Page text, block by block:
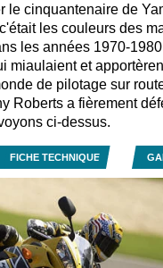
le cinquantenaire de
les couleurs des
les années 1970-
miaulaient et
de pilotage sur
Roberts a fièrement
ci-dessus.
FICHE TECHNIQUE